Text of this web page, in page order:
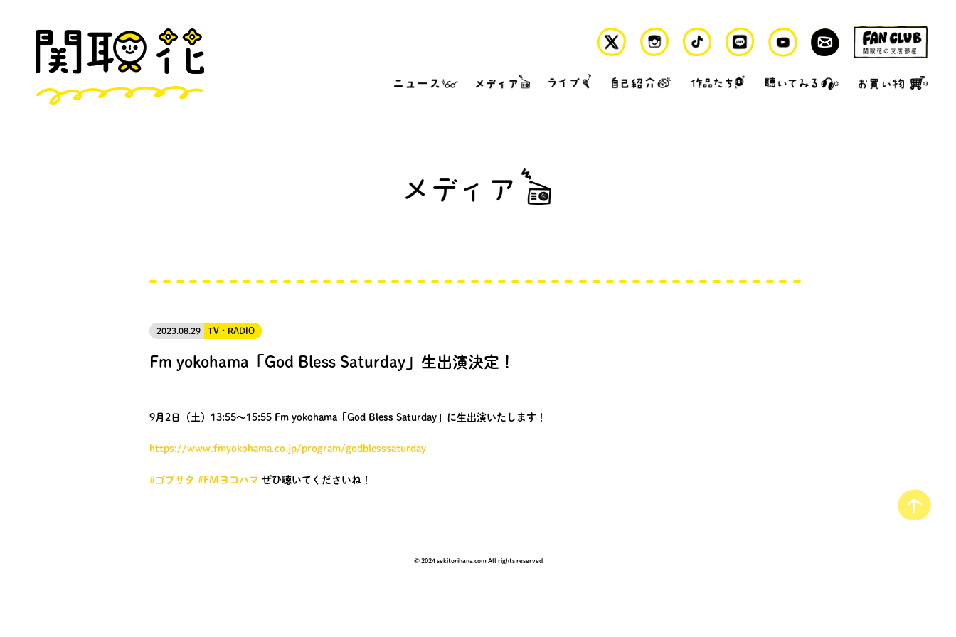
2023.08.29 TV・RADIO
Fm yokohama「God Bless Saturday」生出演決定！
9月2日（土）13:55〜15:55 Fm yokohama「God Bless Saturday」に生出演いたします！
https://www.fmyokohama.co.jp/program/godblesssaturday
#ゴブサタ #FMヨコハマ ぜひ聴いてくださいね！
© 2024 sekitorihana.com All rights reserved